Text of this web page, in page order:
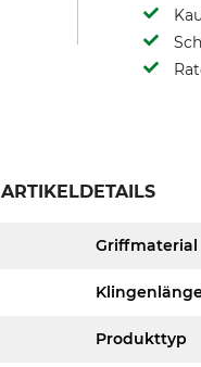
ARTIKELDETAILS
Griffmaterial
Produkttyp